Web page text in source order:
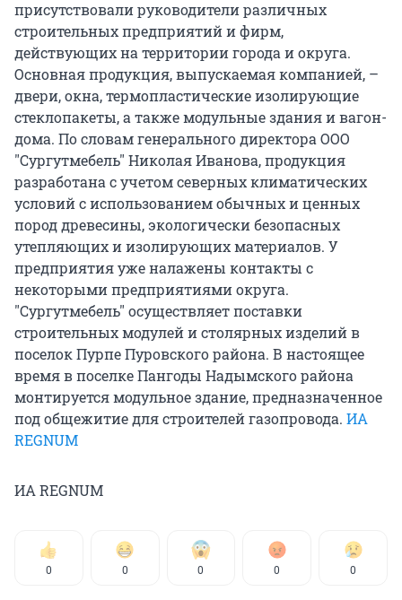
присутствовали руководители различных
строительных предприятий и фирм,
действующих на территории города и округа.
Основная продукция, выпускаемая компанией, –
двери, окна, термопластические изолирующие
стеклопакеты, а также модульные здания и вагон-
дома. По словам генерального директора ООО
"Сургутмебель" Николая Иванова, продукция
разработана с учетом северных климатических
условий с использованием обычных и ценных
пород древесины, экологически безопасных
утепляющих и изолирующих материалов. У
предприятия уже налажены контакты с
некоторыми предприятиями округа.
"Сургутмебель" осуществляет поставки
строительных модулей и столярных изделий в
поселок Пурпе Пуровского района. В настоящее
время в поселке Пангоды Надымского района
монтируется модульное здание, предназначенное
под общежитие для строителей газопровода. ИА
REGNUM
ИА REGNUM
0 0 0 0 0